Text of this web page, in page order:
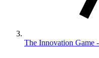
The Innovation Game